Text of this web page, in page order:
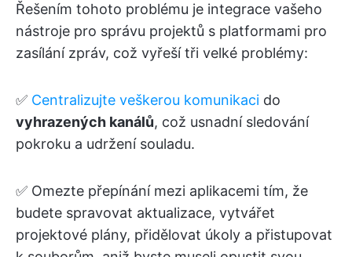
Řešením tohoto problému je integrace vašeho
nástroje pro správu projektů s platformami pro
zasílání zpráv, což vyřeší tři velké problémy:
✅ Centralizujte veškerou komunikaci do
vyhrazených kanálů, což usnadní sledování
pokroku a udržení souladu.
✅ Omezte přepínání mezi aplikacemi tím, že
budete spravovat aktualizace, vytvářet
projektové plány, přidělovat úkoly a přistupovat